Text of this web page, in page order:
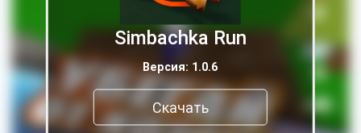
Simbachka Run
Версия: 1.0.6
Скачать